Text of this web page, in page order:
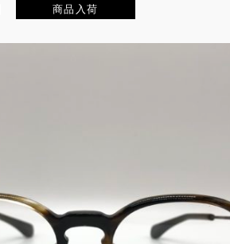
商品入荷